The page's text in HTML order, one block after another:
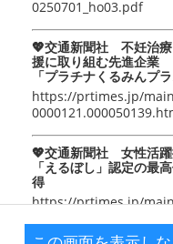
0250701_ho03.pdf
💖交通新聞社 不妊治
援に取り組む先進企業
「プラチナくるみんプ
https://prtimes.jp/
💖交通新聞社 女性活
「えるぼし」認定の最
得
https://prtimes.jp/